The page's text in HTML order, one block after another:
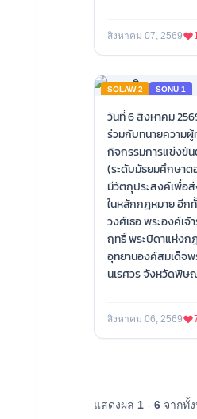
สิงหาคม 07, 2569
SOLAW 2 SONU 1
วันที่ 6 สิงหาคม
ร่วมกับทนายควา
กิจกรรมการแข่งขั
(ระดับมัธยมศึกษาต
มีวัตถุประสงค์เพื่อส่
ในหลักกฎหมาย อีก
วงศ์เธอ พระองค์เ
ฤทธิ์ พระบิดาแห่งก
อุทยานองค์สมเด็จพ
นเรศวร จังหวัดพิษ
โรงเรียน
✨ผลการแข่งขันเป็
🥈รางวัลรองชนะเ
พิทยาคม จังหวัดกำ
สิงหาคม 06, 2569
แสดงผล 1 - 6 จากทั้